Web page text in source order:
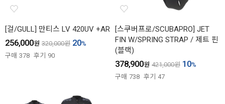
[걸/GULL] 만티스 LV 420UV +AR
256,000원 320,000원 20%
구매 378 후기 90
[스쿠버프로/SCUBAPRO] JET
FIN W/SPRING STRAP / 제트 핀
(블랙)
378,900원 421,000원 10%
구매 738 후기 47